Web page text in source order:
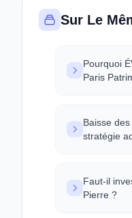
Sur Le
Pourquoi
Paris
Baisse
stratégie
Faut-il
Pierre ?